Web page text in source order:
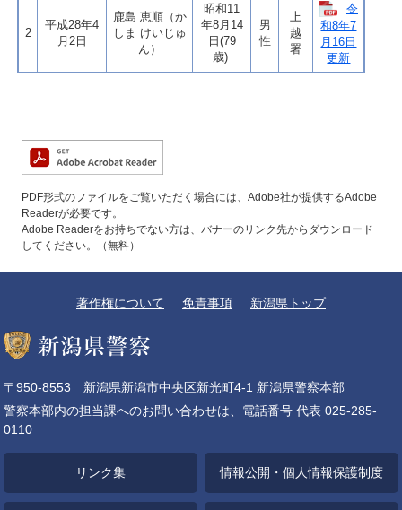
2
平成28年4
月2日
鹿島 恵順（か
しま けいじゅ
ん）
昭和11
年8月14
日(79
歳)
男
性
上
越
署
令
和8年7
月16日
更新
PDF形式のファイルをご覧いただく場合には、Adobe社が提供するAdobe
Readerが必要です。
Adobe Readerをお持ちでない方は、バナーのリンク先からダウンロード
してください。（無料）
著作権について 免責事項 新潟県トップ
〒950-8553 新潟県新潟市中央区新光町4-1 新潟県警察本部
警察本部内の担当課へのお問い合わせは、電話番号 代表 025-285-
0110
リンク集 情報公開・個人情報保護制度